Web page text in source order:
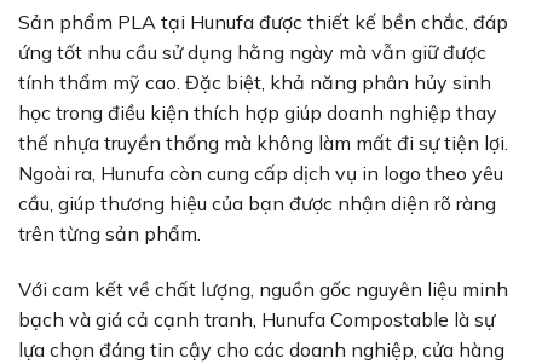
Sản phẩm PLA tại Hunufa được thiết kế bền chắc, đáp
ứng tốt nhu cầu sử dụng hằng ngày mà vẫn giữ được
tính thẩm mỹ cao. Đặc biệt, khả năng phân hủy sinh
học trong điều kiện thích hợp giúp doanh nghiệp thay
thế nhựa truyền thống mà không làm mất đi sự tiện lợi.
Ngoài ra, Hunufa còn cung cấp dịch vụ in logo theo yêu
cầu, giúp thương hiệu của bạn được nhận diện rõ ràng
trên từng sản phẩm.
Với cam kết về chất lượng, nguồn gốc nguyên liệu minh
bạch và giá cả cạnh tranh, Hunufa Compostable là sự
lựa chọn đáng tin cậy cho các doanh nghiệp, cửa hàng